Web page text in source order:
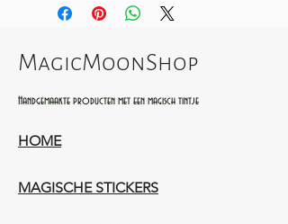
MagicMoonShop
Handgemaakte producten met een magisch tintje
HOME
MAGISCHE STICKERS